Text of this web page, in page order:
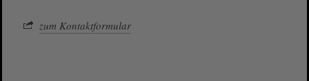
zum Kontaktformular